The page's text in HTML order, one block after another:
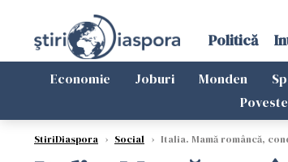
Politică
Economie Joburi Monden
StiriDiaspora › Social › Italia. Mamă româncă,